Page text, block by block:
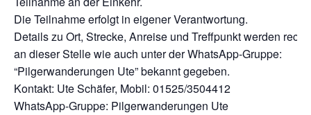
Die Teilnahme erfolgt in eigener Verantwortung.
Details zu Ort, Strecke, Anreise und Treffpunkt werden
an dieser Stelle wie auch unter der WhatsApp-Gruppe:
“Pilgerwanderungen Ute” bekannt gegeben.
Kontakt: Ute Schäfer, Mobil: 01525/3504412
WhatsApp-Gruppe: Pilgerwanderungen Ute